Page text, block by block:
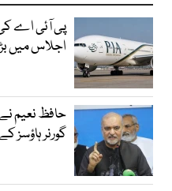
پی آئی اے
اجلاس میں
گورنر ہاؤسز